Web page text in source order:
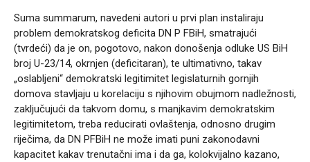
Suma summarum, navedeni autori u prvi plan instaliraju
problem demokratskog deficita DN P FBiH, smatrajući
(tvrdeći) da je on, pogotovo, nakon donošenja odluke US BiH
broj U-23/14, okrnjen (deficitaran), te ultimativno, takav
„oslabljeni“ demokratski legitimitet legislaturnih gornjih
domova stavljaju u korelaciju s njihovim obujmom nadležnosti,
zaključujući da takvom domu, s manjkavim demokratskim
legitimitetom, treba reducirati ovlaštenja, odnosno drugim
riječima, da DN PFBiH ne može imati puni zakonodavni
kapacitet kakav trenutačni ima i da ga, kolokvijalno kazano,